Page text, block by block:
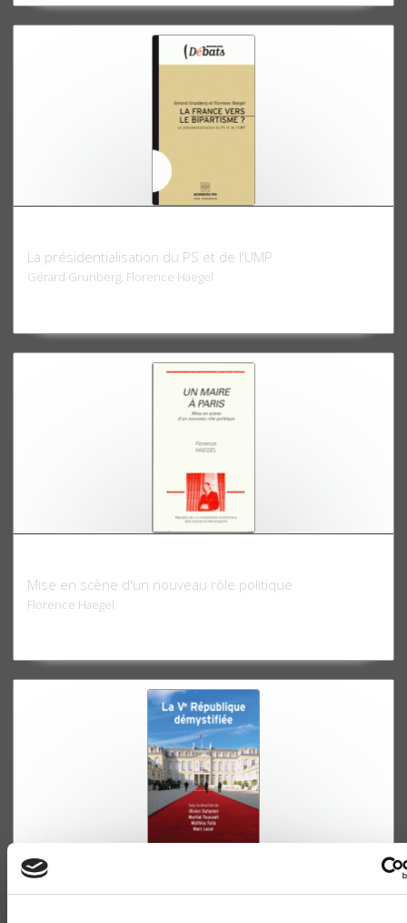
La présidentialisation du PS et de l'UMP
Gérard Grunberg, Florence Haegel
Mise en scène d'un nouveau rôle politique
Florence Haegel